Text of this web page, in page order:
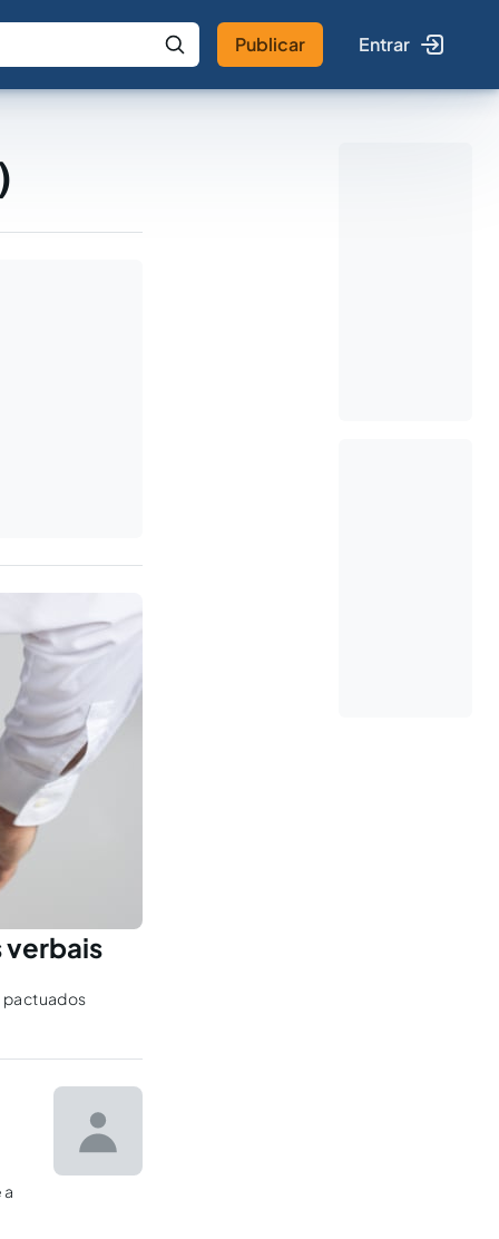
IA Buscar no Jus
Publicar Entrar
pactuados